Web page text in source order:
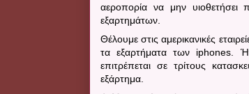
αεροπορία να μην υιοθετήσει
εξαρτημάτων.
Θέλουμε στις αμερικανικές
τα εξαρτήματα των iphones .
επιτρέπεται σε τρίτους
εξάρτημα.